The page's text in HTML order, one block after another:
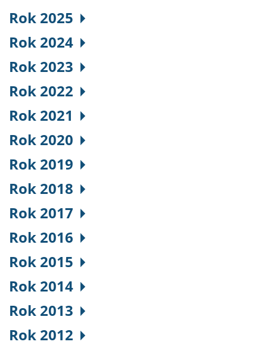
Rok 2025
Rok 2024
Rok 2023
Rok 2022
Rok 2021
Rok 2020
Rok 2019
Rok 2018
Rok 2017
Rok 2016
Rok 2015
Rok 2014
Rok 2013
Rok 2012